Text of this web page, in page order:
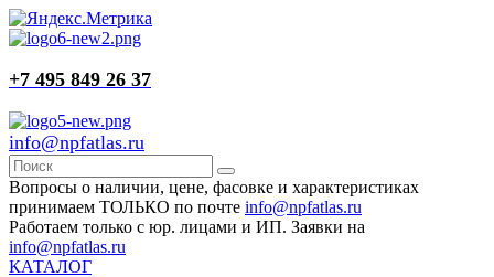
+7 495 849 26 37
info@npfatlas.ru
Вопросы о наличии, цене, фасовке и характеристиках
принимаем ТОЛЬКО по почте info@npfatlas.ru
Работаем только с юр. лицами и ИП. Заявки на
info@npfatlas.ru
КАТАЛОГ